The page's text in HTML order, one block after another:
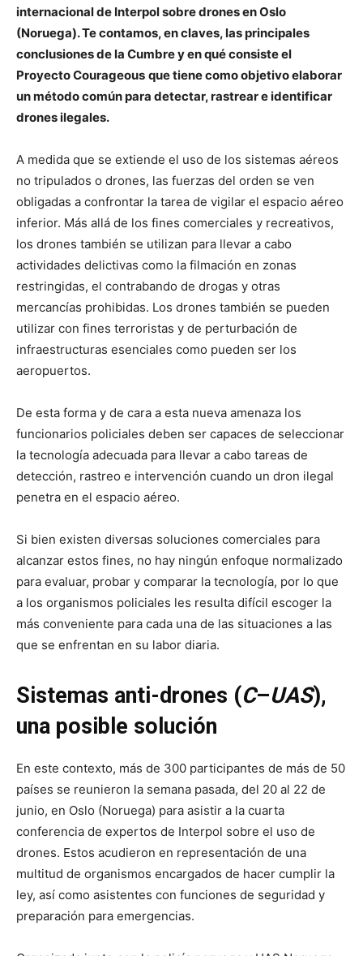
internacional de Interpol sobre drones en Oslo
(Noruega). Te contamos, en claves, las principales
conclusiones de la Cumbre y en qué consiste el
Proyecto Courageous que tiene como objetivo elaborar
un método común para detectar, rastrear e identificar
drones ilegales.
A medida que se extiende el uso de los sistemas aéreos
no tripulados o drones, las fuerzas del orden se ven
obligadas a confrontar la tarea de vigilar el espacio aéreo
inferior. Más allá de los fines comerciales y recreativos,
los drones también se utilizan para llevar a cabo
actividades delictivas como la filmación en zonas
restringidas, el contrabando de drogas y otras
mercancías prohibidas. Los drones también se pueden
utilizar con fines terroristas y de perturbación de
infraestructuras esenciales como pueden ser los
aeropuertos.
De esta forma y de cara a esta nueva amenaza los
funcionarios policiales deben ser capaces de seleccionar
la tecnología adecuada para llevar a cabo tareas de
detección, rastreo e intervención cuando un dron ilegal
penetra en el espacio aéreo.
Si bien existen diversas soluciones comerciales para
alcanzar estos fines, no hay ningún enfoque normalizado
para evaluar, probar y comparar la tecnología, por lo que
a los organismos policiales les resulta difícil escoger la
más conveniente para cada una de las situaciones a las
que se enfrentan en su labor diaria.
Sistemas anti-drones (C–UAS),
una posible solución
En este contexto, más de 300 participantes de más de 50
países se reunieron la semana pasada, del 20 al 22 de
junio, en Oslo (Noruega) para asistir a la cuarta
conferencia de expertos de Interpol sobre el uso de
drones. Estos acudieron en representación de una
multitud de organismos encargados de hacer cumplir la
ley, así como asistentes con funciones de seguridad y
preparación para emergencias.